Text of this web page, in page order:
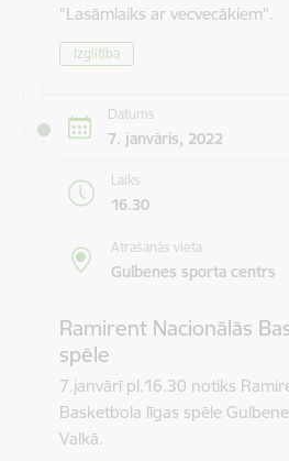
"Lasāmlaiks ar vecvecākiem".
Izglītība
Datums
7. janvāris, 2022
Laiks
16.30
Atrašanās vieta
Gulbenes sporta centrs
Ramirent Nacionālās
spēle
7.janvārī pl.16.30 notiks
Basketbola līgas spēle
Valkā.